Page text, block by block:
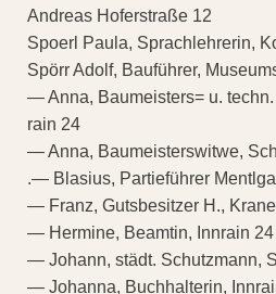
Andreas Hoferstraße 12
Spoerl Paula, Sprachlehrerin,
Spörr Adolf, Bauführer,
— Anna, Baumeisters= u.
rain 24
— Anna, Baumeisterswitwe,
.— Blasius, Partieführer
— Franz, Gutsbesitzer H.,
— Hermine, Beamtin, Innrain 24
— Johann, städt. Schutzmann,
— Johanna, Buchhalterin,